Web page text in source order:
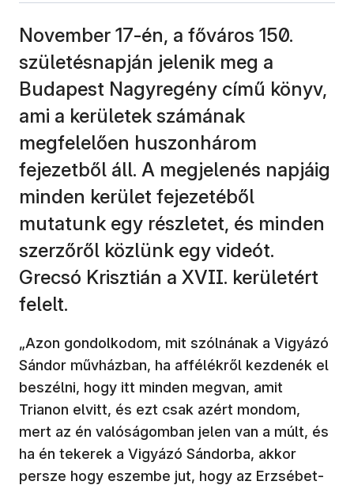
November 17-én, a főváros 150.
születésnapján jelenik meg a
Budapest Nagyregény című könyv,
ami a kerületek számának
megfelelően huszonhárom
fejezetből áll. A megjelenés napjáig
minden kerület fejezetéből
mutatunk egy részletet, és minden
szerzőről közlünk egy videót.
Grecsó Krisztián a XVII. kerületért
felelt.
„Azon gondolkodom, mit szólnának a Vigyázó
Sándor művházban, ha affélékről kezdenék el
beszélni, hogy itt minden megvan, amit
Trianon elvitt, és ezt csak azért mondom,
mert az én valóságomban jelen van a múlt, és
ha én tekerek a Vigyázó Sándorba, akkor
persze hogy eszembe jut, hogy az Erzsébet-